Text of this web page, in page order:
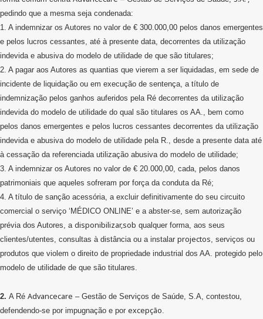
pedindo que a mesma seja condenada:
1. A indemnizar os Autores no valor de € 300.000,00 pelos danos emergentes
e pelos lucros cessantes, até à presente data, decorrentes da utilização
indevida e abusiva do modelo de utilidade de que são titulares;
2. A pagar aos Autores as quantias que vierem a ser liquidadas, em sede de
incidente de liquidação ou em execução de sentença, a título de
indemnização pelos ganhos auferidos pela Ré decorrentes da utilização
indevida do modelo de utilidade do qual são titulares os AA., bem como
pelos danos emergentes e pelos lucros cessantes decorrentes da utilização
indevida e abusiva do modelo de utilidade pela R., desde a presente data até
à cessação da referenciada utilização abusiva do modelo de utilidade;
3. A indemnizar os Autores no valor de € 20.000,00, cada, pelos danos
patrimoniais que aqueles sofreram por força da conduta da Ré;
4. A título de sanção acessória, a excluir definitivamente do seu circuito
comercial o serviço ‘MÉDICO ONLINE’ e a abster-se, sem autorização
prévia dos Autores, a disponibilizar,sob qualquer forma, aos seus
clientes/utentes, consultas à distância ou a instalar projectos, serviços ou
produtos que violem o direito de propriedade industrial dos AA. protegido pelo
modelo de utilidade de que são titulares.
2. A Ré Advancecare – Gestão de Serviços de Saúde, S.A, contestou,
defendendo-se por impugnação e por excepção.